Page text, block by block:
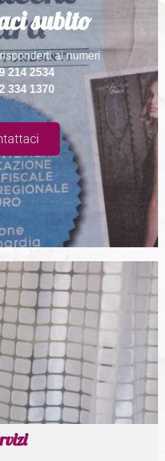
subito
ai numeri
214 2534
334 1370